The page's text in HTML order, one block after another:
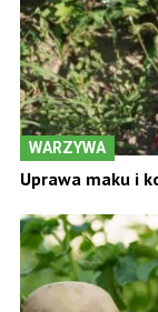
WARZYWA
Uprawa maku i